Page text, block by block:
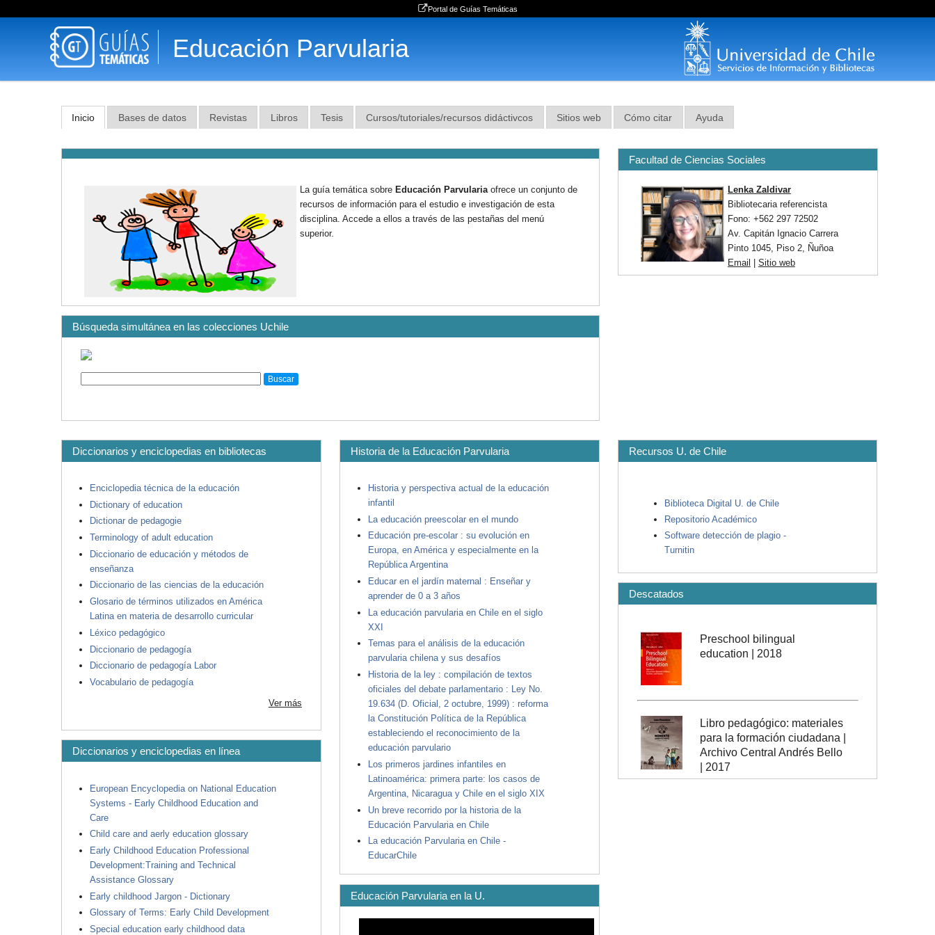
Portal de Guías Temáticas
Educación Parvularia
Inicio Bases de datos Revistas Libros Tesis Cursos/tutoriales/recursos didáctivcos Sitios web Cómo citar Ayuda
La guía temática sobre Educación Parvulariaofrece un conjunto de
recursos de información para el estudio e investigación de esta
disciplina. Accede a ellos a través de las pestañas del menú
superior.
Búsqueda simultánea en las colecciones Uchile
Facultad de Ciencias Sociales
Lenka Zaldivar
Bibliotecaria referencista
Fono: +562 297 72502
Av. Capitán Ignacio Carrera
Pinto 1045, Piso 2, Ñuñoa
Email
Sitio web
Diccionarios y enciclopedias en bibliotecas
Enciclopedia técnica de la educación
Dictionary of education
Dictionar de pedagogie
Terminology of adult education
Diccionario de educación y métodos de
enseñanza
Diccionario de las ciencias de la educación
Glosario de términos utilizados en América
Latina en materia de desarrollo curricular
Léxico pedagógico
Diccionario de pedagogía
Diccionario de pedagogía Labor
Vocabulario de pedagogía
Ver más
Diccionarios y enciclopedias en línea
European Encyclopedia on National Education
Systems - Early Childhood Education and
Care
Child care and aerly education glossary
Early Childhood Education Professional
Development:Training and Technical
Assistance Glossary
Early childhood Jargon - Dictionary
Glossary of Terms: Early Child Development
Special education early childhood data
Historia de la Educación Parvularia
Historia y perspectiva actual de la educación
infantil
La educación preescolar en el mundo
Educación pre-escolar : su evolución en
Europa, en América y especialmente en la
República Argentina
Educar en el jardín maternal : Enseñar y
aprender de 0 a 3 años
La educación parvularia en Chile en el siglo
XXI
Temas para el análisis de la educación
parvularia chilena y sus desafíos
Historia de la ley : compilación de textos
oficiales del debate parlamentario : Ley No.
19.634 (D. Oficial, 2 octubre, 1999) : reforma
la Constitución Política de la República
estableciendo el reconocimiento de la
educación parvulario
Los primeros jardines infantiles en
Latinoamérica: primera parte: los casos de
Argentina, Nicaragua y Chile en el siglo XIX
Un breve recorrido por la historia de la
Educación Parvularia en Chile
La educación Parvularia en Chile -
EducarChile
Educación Parvularia en la U.
Recursos U. de Chile
Biblioteca Digital U. de Chile
Repositorio Académico
Software detección de plagio -
Turnitin
Descatados
Preschool bilingual
education | 2018
Libro pedagógico: materiales
para la formación ciudadana |
Archivo Central Andrés Bello
| 2017